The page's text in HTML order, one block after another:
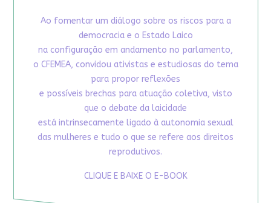
Ao fomentar um diálogo sobre os riscos para a
democracia e o Estado Laico
na configuração em andamento no parlamento,
o CFEMEA, convidou ativistas e estudiosas do tema
para propor reflexões
e possíveis brechas para atuação coletiva, visto
que o debate da laicidade
está intrinsecamente ligado à autonomia sexual
das mulheres e tudo o que se refere aos direitos
reprodutivos.
CLIQUE E BAIXE O E-BOOK